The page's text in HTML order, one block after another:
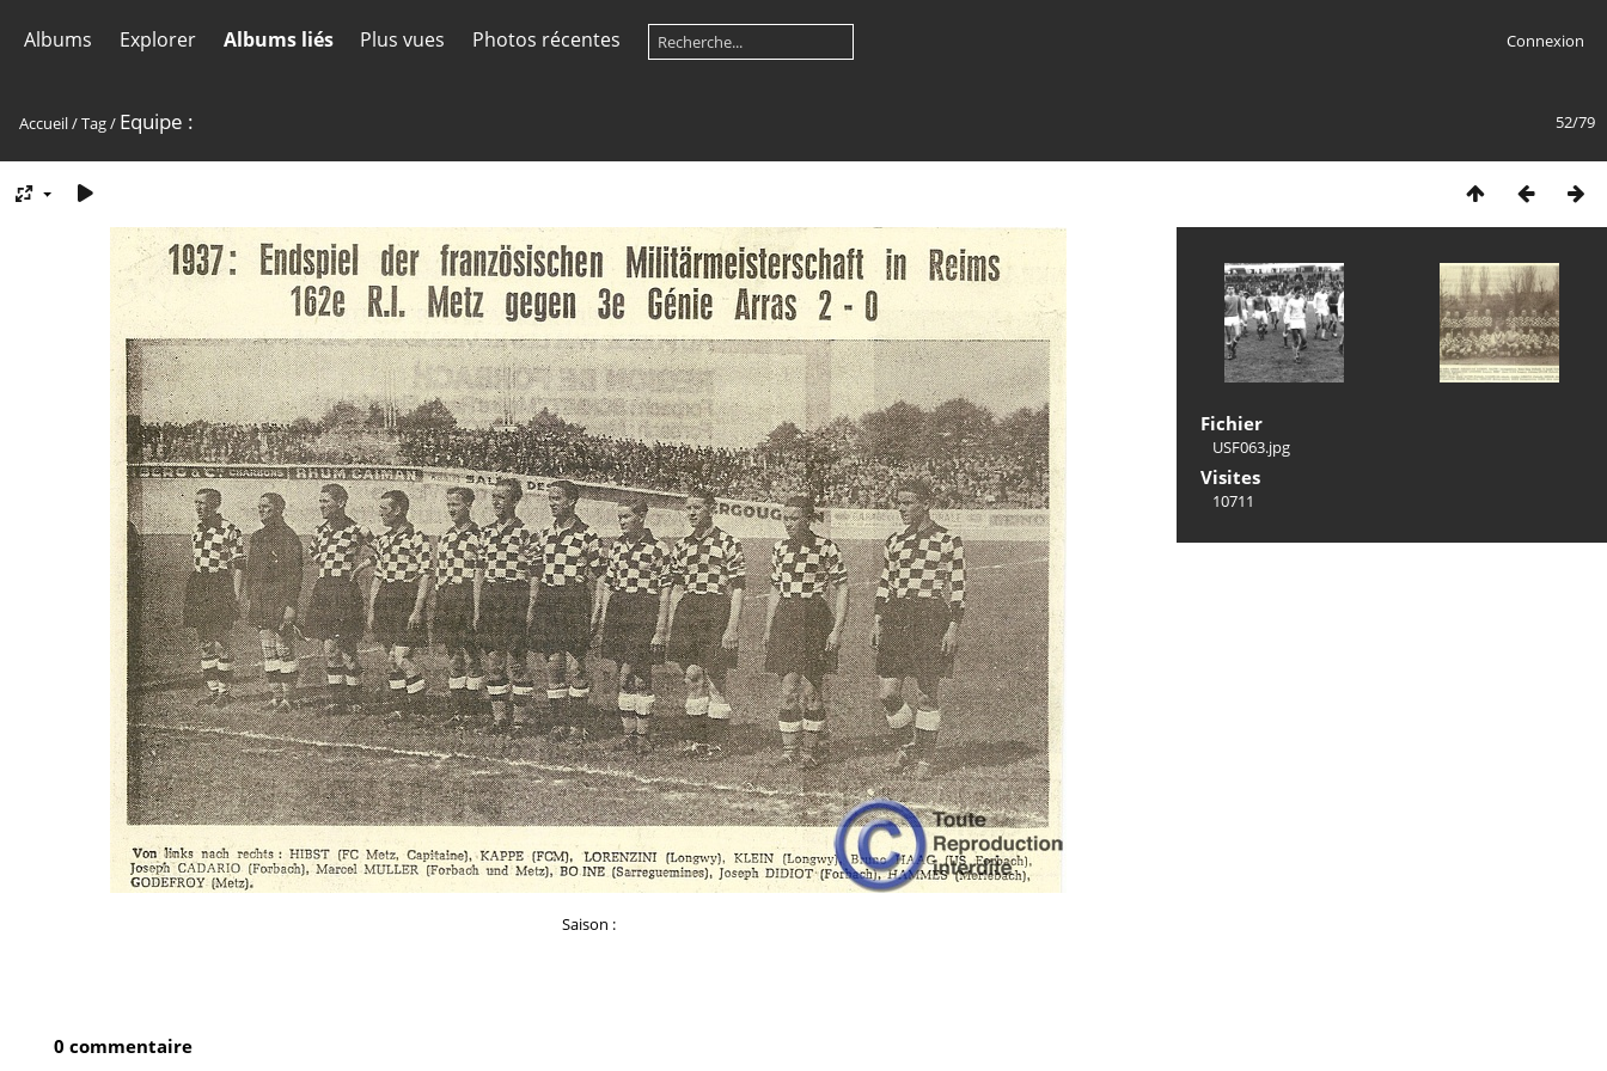
Albums Explorer Albums liés Plus vues Photos récentes Connexion
52/79
Accueil/Tag/ Equipe :
Saison :
Fichier
USF063.jpg
Visites
10711
0 commentaire